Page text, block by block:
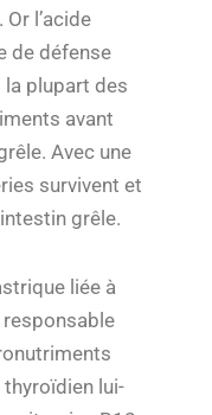
l’acide
de défense
plupart des
avant
Avec une
survivent et
grêle.
liée à
responsable
lui-